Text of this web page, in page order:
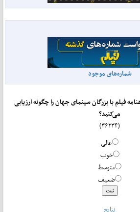
شماره‌های موجود
فیلم با بزرگان سینمای جهان را چگونه ارزیابی
می‌کنید؟
عالی
خوب
متوسط
ضعیف
نتایج